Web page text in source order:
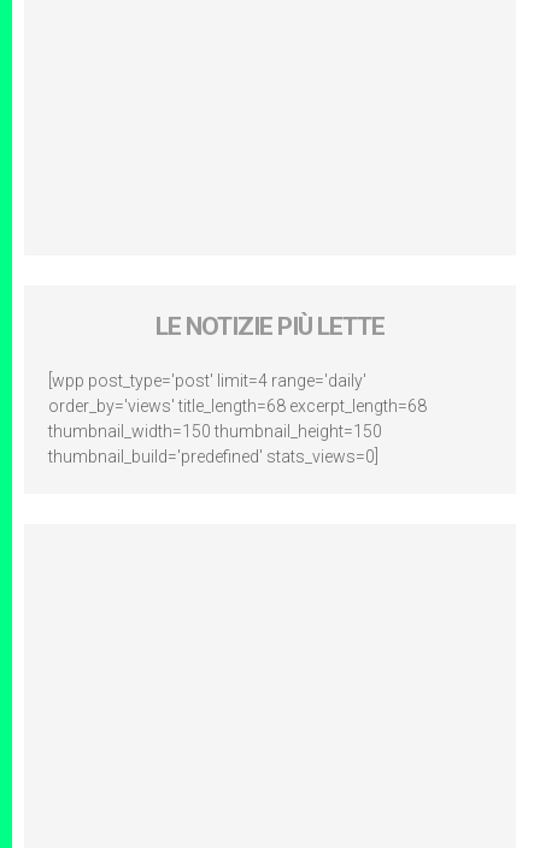
LE NOTIZIE PIÙ LETTE
[wpp post_type='post' limit=4 range='daily'
order_by='views' title_length=68 excerpt_length=68
thumbnail_width=150 thumbnail_height=150
thumbnail_build='predefined' stats_views=0]